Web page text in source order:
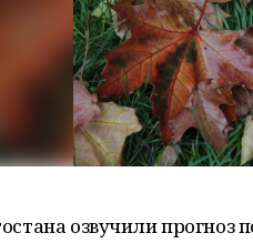
озвучили прогноз